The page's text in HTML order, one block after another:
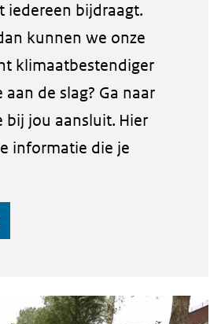
iedereen bijdraagt.
kunnen we onze
klimaatbestendiger
de slag? Ga naar
bij jou aansluit. Hier
informatie die je